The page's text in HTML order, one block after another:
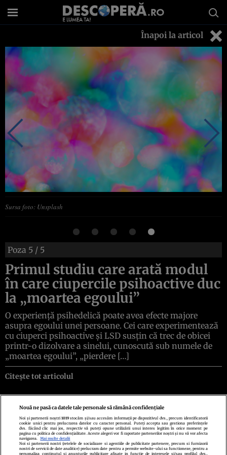
Înapoi la articol
Sursa foto: Unsplash
Poza 5 / 5
Primul studiu care arată modul
în care ciupercile psihoactive duc
la „moartea egoului”
O experiență psihedelică poate avea efecte majore
asupra egoului unei persoane. Cei care experimentează
cu ciuperci psihoactive și LSD susțin că trec de obicei
printr-o dizolvare a sinelui, cunoscută sub numele de
„moartea egoului”, „pierdere […]
Citește tot articolul
Politica de confidenţialitatePolitica de cookiesTermeni şi condiţii
Echipa redacționalăContactSetări Cookies
Nouă ne pasă ca datele tale personale să rămână confidențiale
Noi și partenerii noștri1019 stocăm și/sau accesăm informații pe dispozitivul dvs., precum identificatorii
cookie unici pentru prelucrarea datelor cu caracter personal. Puteți accepta sau gestiona preferințele
dvs. făcând clic mai jos, respectiv vă puteți opune utilizării unui interes legitim în orice moment pe
pagina cu politica de confidențialitate. Aceste alegeri vor fi raportate partenerilor noștri și nu vă vor afecta
navigarea.
Mai multe detalii
Noi si partenerii nostri (retelele de socializare si agentiile de publicitate partenere, precum si furnizorii
nostri de servicii de date analitice) prelucram date pentru a permite website-ului sa functioneze, pentru a
personaliza continutul si anunturile publicitare afisate in functie de interesele si/sau profilul dvs.,